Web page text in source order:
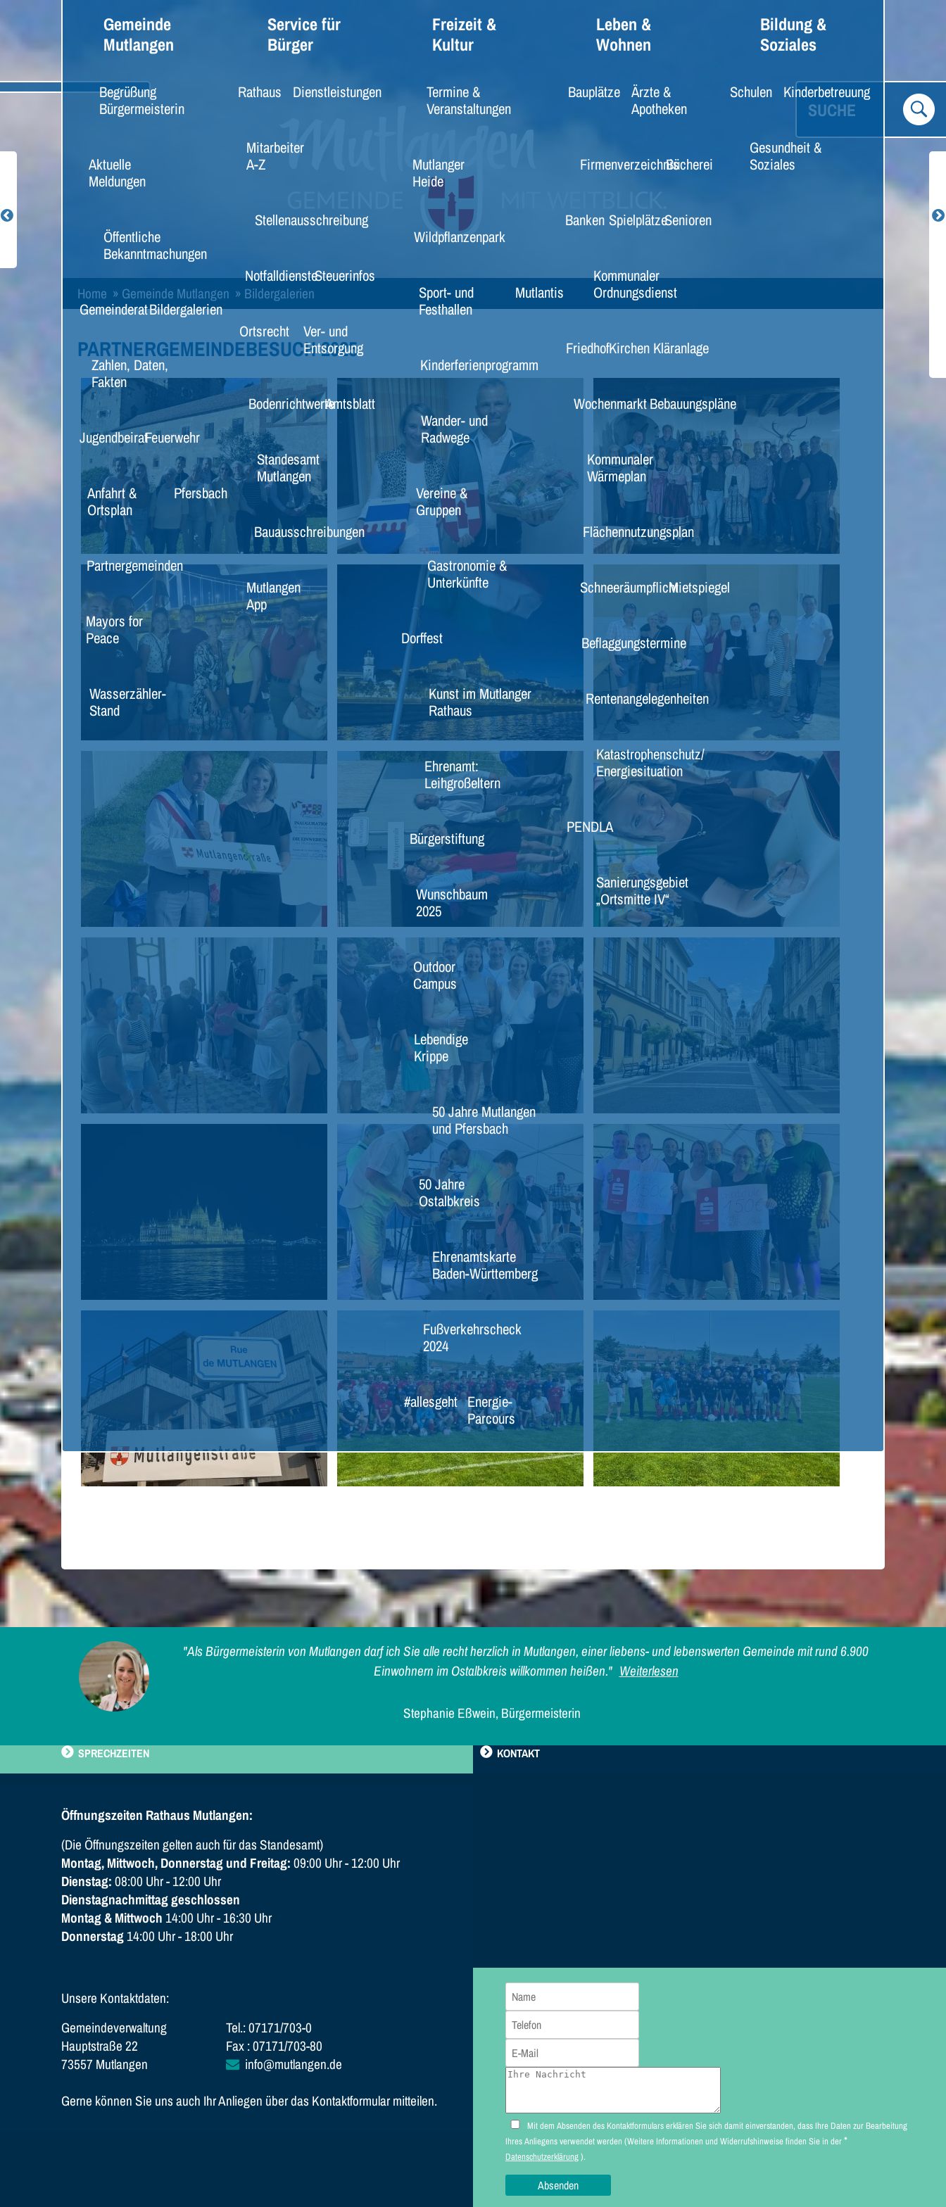
SUCHE
Gemeinde
Mutlangen
Begrüßung
Bürgermeisterin
Aktuelle
Meldungen
Öffentliche
Bekanntmachungen
GemeinderatBildergalerien
Zahlen, Daten,
Fakten
JugendbeiratFeuerwehr
Anfahrt &
Ortsplan
Pfersbach
Partnergemeinden
Mayors for
Peace
Wasserzähler-
Stand
Service für
Bürger
Rathaus Dienstleistungen
Mitarbeiter
A-Z
Stellenausschreibung
NotfalldiensteSteuerinfos
Ortsrecht
Ver- und
Entsorgung
BodenrichtwerteAmtsblatt
Standesamt
Mutlangen
Bauausschreibungen
Mutlangen
App
Freizeit &
Kultur
Termine &
Veranstaltungen
Mutlanger
Heide
Wildpflanzenpark
Sport- und
Festhallen
Mutlantis
Kinderferienprogramm
Wander- und
Radwege
Vereine &
Gruppen
Gastronomie &
Unterkünfte
Dorffest
Kunst im Mutlanger
Rathaus
Ehrenamt:
Leihgroßeltern
Bürgerstiftung
Wunschbaum
2025
Outdoor
Campus
Lebendige
Krippe
50 Jahre Mutlangen
und Pfersbach
50 Jahre
Ostalbkreis
Ehrenamtskarte
Baden-Württemberg
Fußverkehrscheck
2024
#allesgeht Energie-
Parcours
Leben &
Wohnen
Bauplätze Ärzte &
Apotheken
FirmenverzeichnisBücherei
Banken SpielplätzeSenioren
Kommunaler
Ordnungsdienst
FriedhofKirchen Kläranlage
WochenmarktBebauungspläne
Kommunaler
Wärmeplan
Flächennutzungsplan
SchneeräumpflichtMietspiegel
Beflaggungstermine
Rentenangelegenheiten
Katastrophenschutz/
Energiesituation
PENDLA
Sanierungsgebiet
„Ortsmitte IV“
Bildung &
Soziales
Schulen Kinderbetreuung
Gesundheit &
Soziales
Home » Gemeinde Mutlangen » Bildergalerien
PARTNERGEMEINDEBESUCH 2025
"Als Bürgermeisterin von Mutlangen darf ich Sie alle recht herzlich in Mutlangen, einer liebens- und lebenswerten Gemeinde mit rund 6.900
Einwohnern im Ostalbkreis willkommen heißen." Weiterlesen
Stephanie Eßwein, Bürgermeisterin
SPRECHZEITEN KONTAKT
Öffnungszeiten Rathaus Mutlangen:
(Die Öffnungszeiten gelten auch für das Standesamt)
Montag, Mittwoch, Donnerstag und Freitag:09:00 Uhr - 12:00 Uhr
Dienstag:08:00 Uhr - 12:00 Uhr
Dienstagnachmittag geschlossen
Montag & Mittwoch 14:00 Uhr - 16:30 Uhr
Donnerstag14:00 Uhr - 18:00 Uhr
Unsere Kontaktdaten:
Gemeindeverwaltung
Hauptstraße 22
73557 Mutlangen
Tel.: 07171/703-0
Fax : 07171/703-80
info@mutlangen.de
Gerne können Sie uns auch Ihr Anliegen über das Kontaktformular mitteilen.
Mit dem Absenden des Kontaktformulars erklären Sie sich damit einverstanden, dass Ihre Daten zur Bearbeitung
Ihres Anliegens verwendet werden (Weitere Informationen und Widerrufshinweise finden Sie in der*
Datenschutzerklärung).